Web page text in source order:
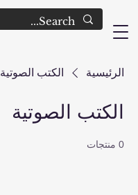
الرئيسية الكتب الصوتية
الكتب الصوتية
0 منتجات